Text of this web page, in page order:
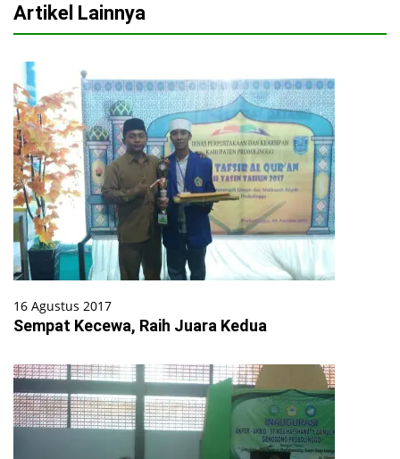
Artikel Lainnya
16 Agustus 2017
Sempat Kecewa, Raih Juara Kedua